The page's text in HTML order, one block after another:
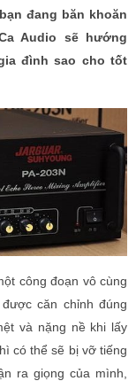
đang băn khoăn
Audio sẽ hướng
đình sao cho tốt
công đoạn vô cùng
căn chỉnh đúng
và nặng nề khi lấy
có thể sẽ bị vỡ tiếng
ra giọng của mình,